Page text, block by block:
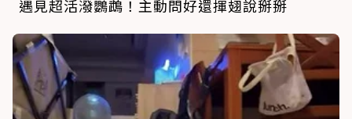
遇見超活潑鸚鵡！主動問好還揮翅說掰掰